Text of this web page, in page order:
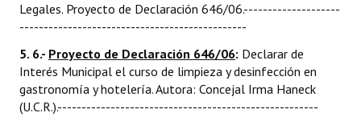
Legales. Proyecto de Declaración 646/06.--------------------
-----------------------------------------------
5. 6.- Proyecto de Declaración 646/06: Declarar de
Interés Municipal el curso de limpieza y desinfección en
gastronomía y hotelería. Autora: Concejal Irma Haneck
(U.C.R.).------------------------------------------------------